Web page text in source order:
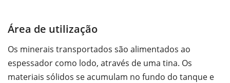
Área de utilização
Os minerais transportados são alimentados ao
espessador como lodo, através de uma tina. Os
materiais sólidos se acumulam no fundo do tanque e